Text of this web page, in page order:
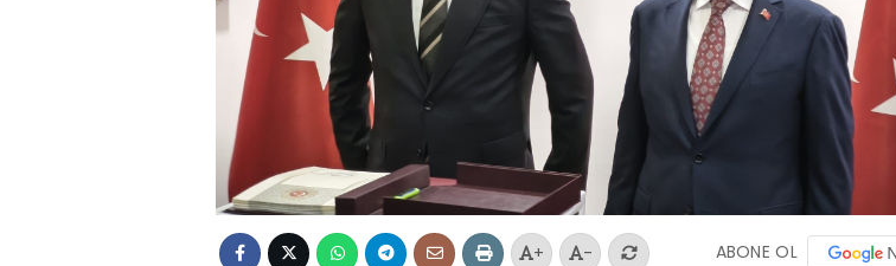
+ - ABONE OL